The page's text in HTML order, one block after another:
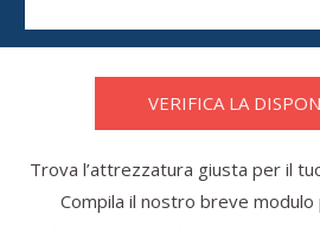
VERIFICA LA
Trova l’attrezzatura giusta per il
Compila il nostro breve